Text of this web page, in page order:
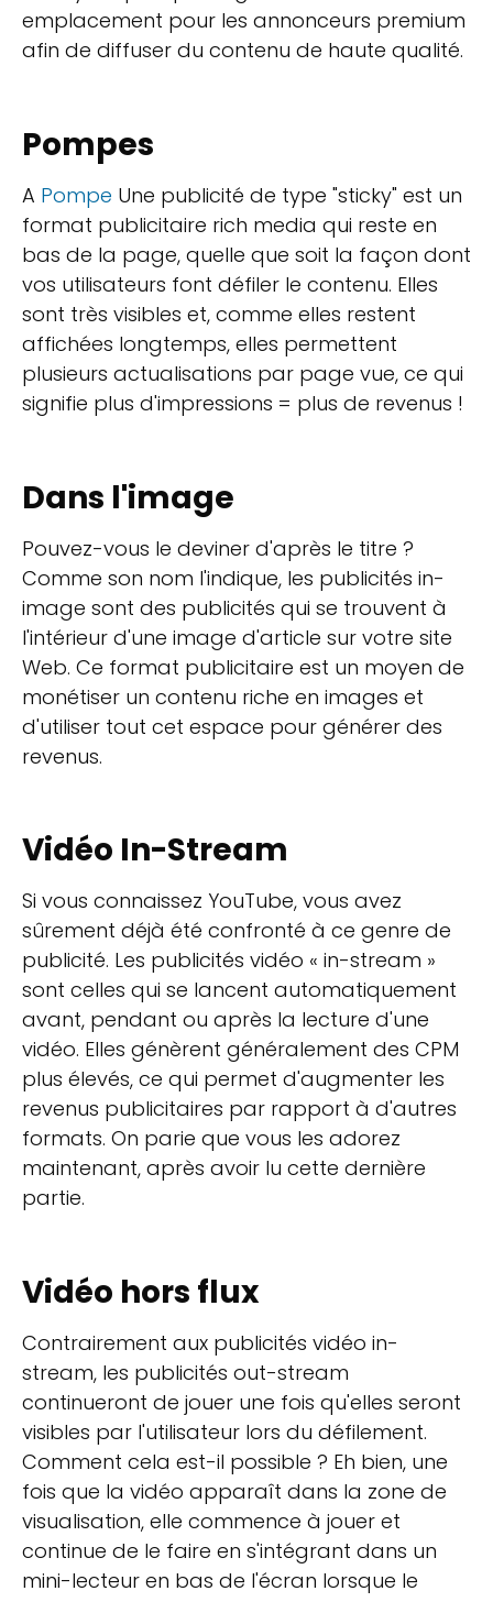
emplacement pour les annonceurs premium
afin de diffuser du contenu de haute qualité.
Pompes
A Pompe Une publicité de type "sticky" est un
format publicitaire rich media qui reste en
bas de la page, quelle que soit la façon dont
vos utilisateurs font défiler le contenu. Elles
sont très visibles et, comme elles restent
affichées longtemps, elles permettent
plusieurs actualisations par page vue, ce qui
signifie plus d'impressions = plus de revenus !
Dans l'image
Pouvez-vous le deviner d'après le titre ?
Comme son nom l'indique, les publicités in-
image sont des publicités qui se trouvent à
l'intérieur d'une image d'article sur votre site
Web. Ce format publicitaire est un moyen de
monétiser un contenu riche en images et
d'utiliser tout cet espace pour générer des
revenus.
Vidéo In-Stream
Si vous connaissez YouTube, vous avez
sûrement déjà été confronté à ce genre de
publicité. Les publicités vidéo « in-stream »
sont celles qui se lancent automatiquement
avant, pendant ou après la lecture d'une
vidéo. Elles génèrent généralement des CPM
plus élevés, ce qui permet d'augmenter les
revenus publicitaires par rapport à d'autres
formats. On parie que vous les adorez
maintenant, après avoir lu cette dernière
partie.
Vidéo hors flux
Contrairement aux publicités vidéo in-
stream, les publicités out-stream
continueront de jouer une fois qu'elles seront
visibles par l'utilisateur lors du défilement.
Comment cela est-il possible ? Eh bien, une
fois que la vidéo apparaît dans la zone de
visualisation, elle commence à jouer et
continue de le faire en s'intégrant dans un
mini-lecteur en bas de l'écran lorsque le